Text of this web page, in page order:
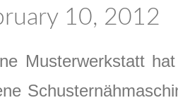
10, 2012
Musterwerkstatt